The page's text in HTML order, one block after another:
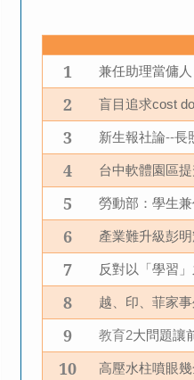
1 兼任助理當傭
2 盲目追求cost
3 新生報社論--長
4 台中軟體園區
5 勞動部：學生
6 產業難升級彭
7 反對以「學習
8 越、印、菲家
9 教育2大問題讓
10 高壓水柱噴眼